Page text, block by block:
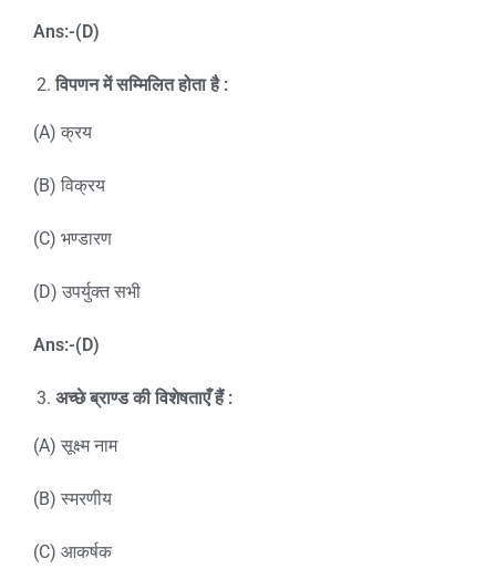
Ans:-(D)
विपणन में सम्मिलित होता है :
(A) क्रय
(B) विक्रय
(C) भण्डारण
(D) उपर्युक्त सभी
Ans:-(D)
अच्छे ब्राण्ड की विशेषताएँ हैं :
(A) सूक्ष्म नाम
(B) स्मरणीय
(C) आकर्षक